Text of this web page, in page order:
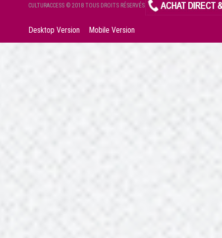
CULTURACCESS © 2018 TOUS DROITS RÉSERVÉS
Desktop Version Mobile Version